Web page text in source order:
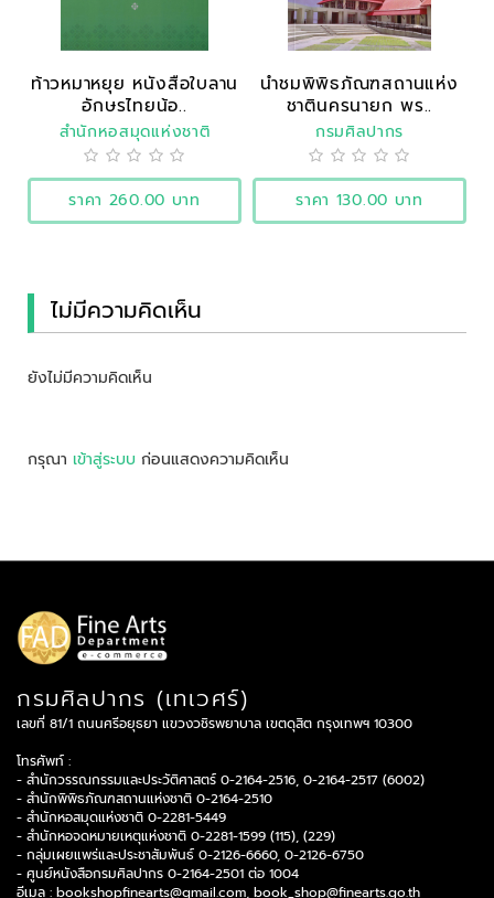
ท้าวหมาหยุย หนังสือใบลาน
อักษรไทยน้อ..
สำนักหอสมุดแห่งชาติ
ราคา 260.00 บาท
นำชมพิพิธภัณฑสถานแห่ง
ชาตินครนายก พร..
กรมศิลปากร
ราคา 130.00 บาท
ไม่มีความคิดเห็น
ยังไม่มีความคิดเห็น
กรุณา เข้าสู่ระบบ ก่อนแสดงความคิดเห็น
กรมศิลปากร (เทเวศร์)
เลขที่ 81/1 ถนนศรีอยุธยา แขวงวชิรพยาบาล เขตดุสิต กรุงเทพฯ 10300
โทรศัพท์ :
- สำนักวรรณกรรมและประวัติศาสตร์ 0-2164-2516, 0-2164-2517 (6002)
- สำนักพิพิธภัณฑสถานแห่งชาติ 0-2164-2510
- สำนักหอสมุดแห่งชาติ 0-2281-5449
- สำนักหอจดหมายเหตุแห่งชาติ 0-2281-1599 (115), (229)
- กลุ่มเผยแพร่และประชาสัมพันธ์ 0-2126-6660, 0-2126-6750
- ศูนย์หนังสือกรมศิลปากร 0-2164-2501 ต่อ 1004
อีเมล : bookshopfinearts@gmail.com, book_shop@finearts.go.th